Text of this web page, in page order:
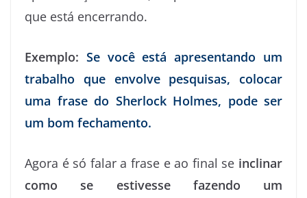
que está encerrando.
Exemplo: Se você está apresentando um
trabalho que envolve pesquisas, colocar
uma frase do Sherlock Holmes, pode ser
um bom fechamento.
Agora é só falar a frase e ao final se inclinar
como se estivesse fazendo um